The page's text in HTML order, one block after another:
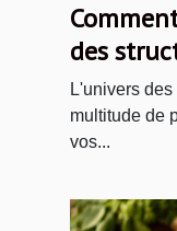
des
vos
L'univers
multitude de
vos...